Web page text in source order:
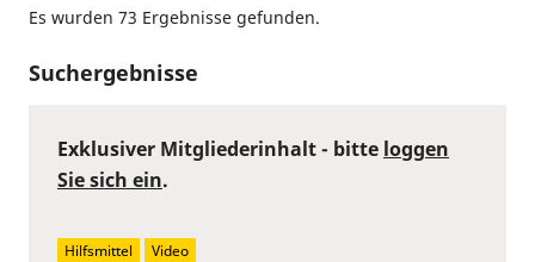
Es wurden 73 Ergebnisse gefunden.
Suchergebnisse
Exklusiver Mitgliederinhalt - bitte loggen
Sie sich ein.
Hilfsmittel Video